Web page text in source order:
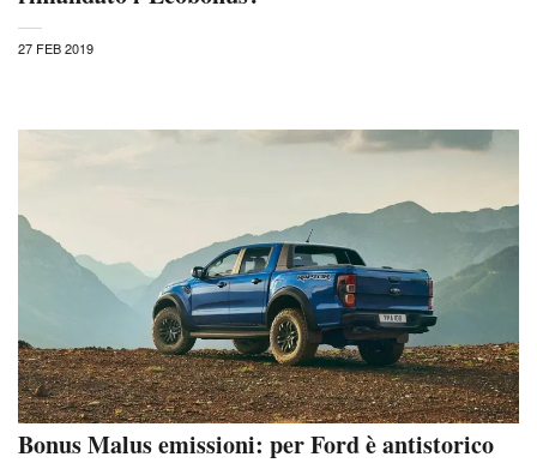
27 FEB 2019
Bonus Malus emissioni: per Ford è antistorico